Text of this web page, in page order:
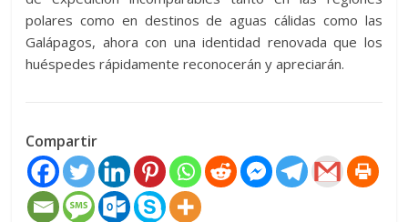
polares como en destinos de aguas cálidas como las
Galápagos, ahora con una identidad renovada que los
huéspedes rápidamente reconocerán y apreciarán.
Compartir